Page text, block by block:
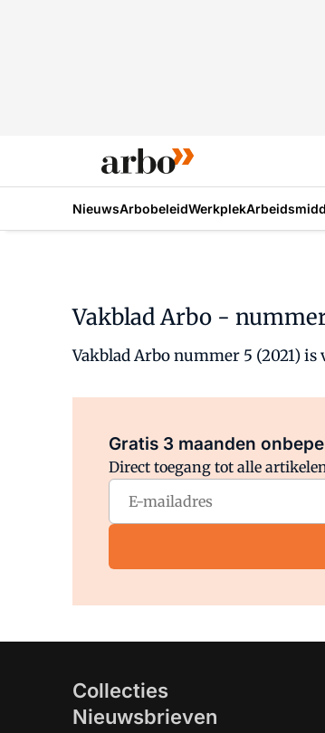
NieuwsArbobeleidWerkplek
Vakblad Arbo -
Vakblad Arbo nummer 5 (2021)
Gratis 3 maanden
Direct toegang tot alle
Collecties
Nieuwsbrieven